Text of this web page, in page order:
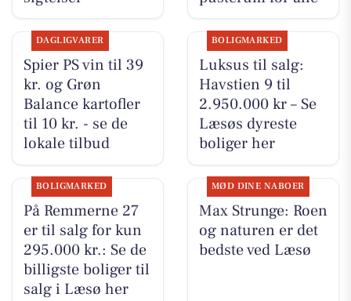
DAGLIGVARER
Spier PS vin til 39
kr. og Grøn
Balance kartofler
til 10 kr. - se de
lokale tilbud
BOLIGMARKED
Luksus til salg:
Havstien 9 til
2.950.000 kr – Se
Læsøs dyreste
boliger her
BOLIGMARKED
På Remmerne 27
er til salg for kun
295.000 kr.: Se de
billigste boliger til
salg i Læsø her
MØD DINE NABOER
Max Strunge: Roen
og naturen er det
bedste ved Læsø